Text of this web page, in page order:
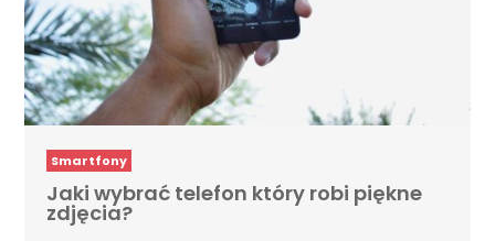
Smartfony
Jaki wybrać telefon który robi piękne
zdjęcia?